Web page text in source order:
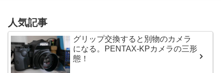
人気記事
グリップ交換すると別物のカメラ
になる。PENTAX-KPカメラの三形
態！